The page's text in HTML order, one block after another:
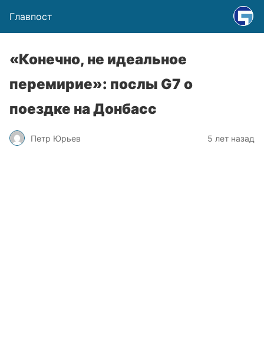
Главпост
«Конечно, не идеальное
перемирие»: послы G7 о
поездке на Донбасс
Петр Юрьев 5 лет назад